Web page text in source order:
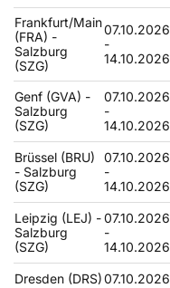
Frankfurt/Main
(FRA) -
Salzburg
(SZG)
07.10.2026
-
14.10.2026
Genf (GVA) -
Salzburg
(SZG)
07.10.2026
-
14.10.2026
Brüssel (BRU)
- Salzburg
(SZG)
07.10.2026
-
14.10.2026
Leipzig (LEJ) -
Salzburg
(SZG)
07.10.2026
-
14.10.2026
Dresden (DRS)07.10.2026